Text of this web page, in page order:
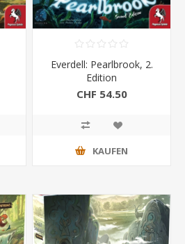
Everdell: Pearlbrook, 2.
Edition
CHF 54.50
KAUFEN